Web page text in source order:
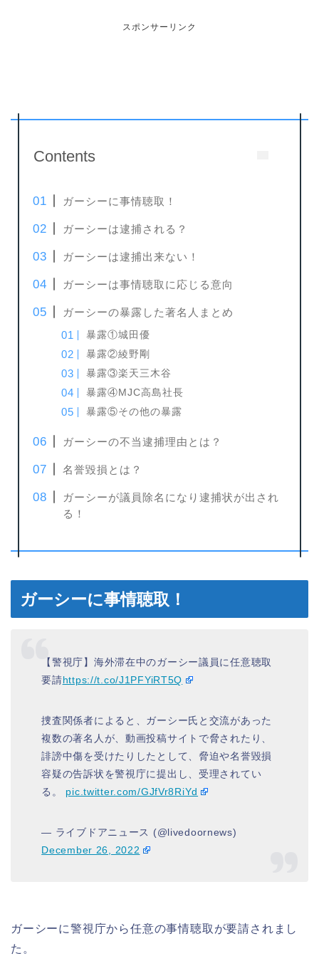
スポンサーリンク
Contents
ガーシーに事情聴取！
ガーシーは逮捕される？
ガーシーは逮捕出来ない！
ガーシーは事情聴取に応じる意向
ガーシーの暴露した著名人まとめ
暴露①城田優
暴露②綾野剛
暴露③楽天三木谷
暴露④MJC高島社長
暴露⑤その他の暴露
ガーシーの不当逮捕理由とは？
名誉毀損とは？
ガーシーが議員除名になり逮捕状が出され
る！
ガーシーに事情聴取！
【警視庁】海外滞在中のガーシー議員に任意聴取
要請https://t.co/J1PFYiRT5Q
捜査関係者によると、ガーシー氏と交流があった
複数の著名人が、動画投稿サイトで脅されたり、
誹謗中傷を受けたりしたとして、脅迫や名誉毀損
容疑の告訴状を警視庁に提出し、受理されてい
る。 pic.twitter.com/GJfVr8RiYd
— ライブドアニュース (@livedoornews)
December 26, 2022
ガーシーに警視庁から任意の事情聴取が要請されまし
た。